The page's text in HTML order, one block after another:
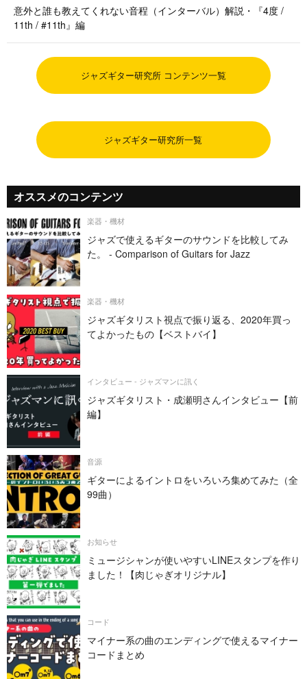
意外と誰も教えてくれない音程（インターバル）解説・『4度 /
11th / #11th』編
ジャズギター研究所 コンテンツ一覧
ジャズギター研究所一覧
オススメのコンテンツ
楽器・機材
ジャズで使えるギターのサウンドを比較してみ
た。 - Comparison of Guitars for Jazz
楽器・機材
ジャズギタリスト視点で振り返る、2020年買っ
てよかったもの【ベストバイ】
インタビュー - ジャズマンに訊く
ジャズギタリスト・成瀬明さんインタビュー【前
編】
音源
ギターによるイントロをいろいろ集めてみた（全
99曲）
お知らせ
ミュージシャンが使いやすいLINEスタンプを作り
ました！【肉じゃぎオリジナル】
コード
マイナー系の曲のエンディングで使えるマイナー
コードまとめ